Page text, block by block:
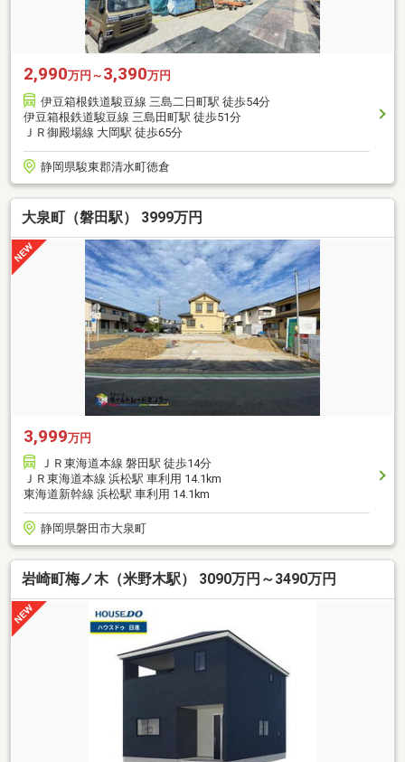
2,990万円～ 3,390万円
伊豆箱根鉄道駿豆線 三島二日町駅 徒歩54分
伊豆箱根鉄道駿豆線 三島田町駅 徒歩51分
ＪＲ御殿場線 大岡駅 徒歩65分
静岡県駿東郡清水町徳倉
大泉町（磐田駅） 3999万円
3,999万円
ＪＲ東海道本線 磐田駅 徒歩14分
ＪＲ東海道本線 浜松駅 車利用 14.1km
東海道新幹線 浜松駅 車利用 14.1km
静岡県磐田市大泉町
岩崎町梅ノ木（米野木駅） 3090万円～3490万円